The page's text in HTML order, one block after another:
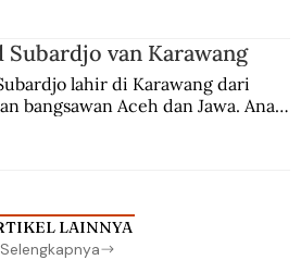
Subardjo van Karawang
lahir di Karawang dari
bangsawan Aceh dan Jawa. Anak
LAINNYA
Selengkapnya